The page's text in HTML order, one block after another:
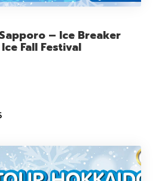
Sapporo – Ice Breaker
Fall Festival